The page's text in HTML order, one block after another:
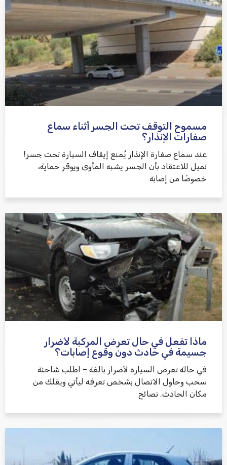
אני מאשר/ת קבלת דיוור במייל ושימוש בפרטים בהתאם
למדיניות הפרטיות
שלח משוב
مسموح التوقف تحت الجسر أثناء سماع
صفارات الإنذار؟
عند سماع صفارة الإنذار يُمنع إيقاف السيارة تحت جسر!
نميل للاعتقاد بأن الجسر يشبه المأوى ويوفّر حماية،
خصوصًا من إصابة
ماذا تفعل في حال تعرض المركبة لأضرار
جسيمة في حادث دون وقوع إصابات؟
في حالة تعرض السيارة لأضرار بالغة – اطلب شاحنة
سحب وحاول الاتصال بشخص تعرفه ليأتي ويقلك من
مكان الحادث. نصائح